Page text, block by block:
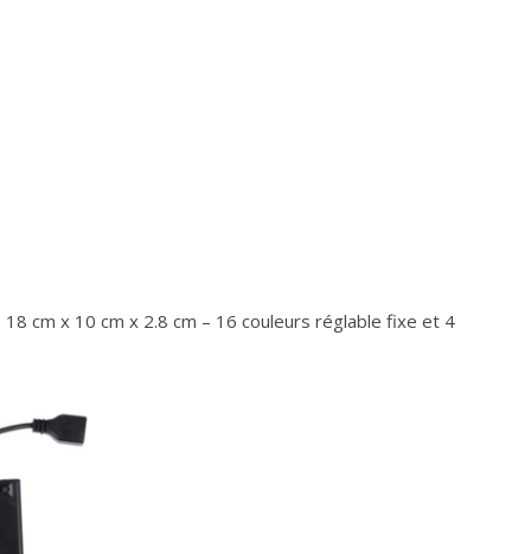
cm x 10 cm x 2.8 cm – 16 couleurs réglable fixe et 4